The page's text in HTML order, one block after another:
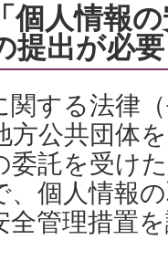
個人情報
提出が必
関する法律
方公共団体
委託を受け
、個人情報
全管理措置